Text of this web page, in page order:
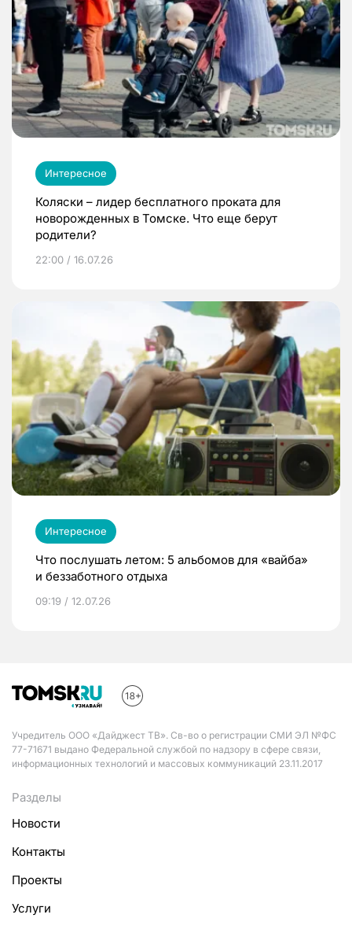
Интересное
Коляски – лидер бесплатного проката для
новорожденных в Томске. Что еще берут
родители?
22:00 / 16.07.26
Интересное
Что послушать летом: 5 альбомов для «вайба»
и беззаботного отдыха
09:19 / 12.07.26
Учредитель ООО «Дайджест ТВ». Св-во о регистрации СМИ ЭЛ №ФС
77-71671 выдано Федеральной службой по надзору в сфере связи,
информационных технологий и массовых коммуникаций 23.11.2017
Разделы
Новости
Контакты
Проекты
Услуги